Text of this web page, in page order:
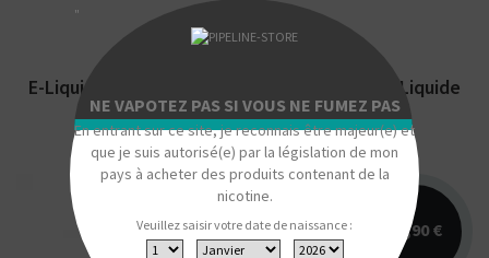
E-Liquide La Chose Grand Format Le French Liquide
22,90 €
"
NE VAPOTEZ PAS SI VOUS NE FUMEZ PAS
En entrant sur ce site, je reconnais être majeur(e) et
que je suis autorisé(e) par la législation de mon
pays à acheter des produits contenant de la
nicotine.
Veuillez saisir votre date de naissance :